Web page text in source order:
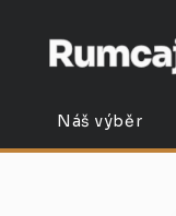
Náš výběr